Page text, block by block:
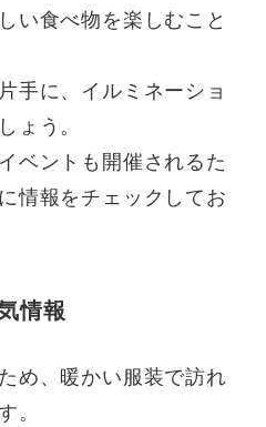
い食べ物を楽しむこと
手に、イルミネーショ
ょう。
ベントも開催されるた
情報をチェックしてお
情報
め、暖かい服装で訪れ
。